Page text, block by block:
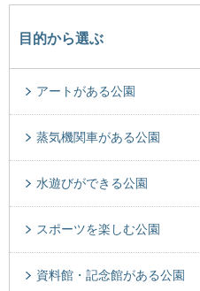
目的から選ぶ
アートがある公園
蒸気機関車がある公園
水遊びができる公園
スポーツを楽しむ公園
資料館・記念館がある公園